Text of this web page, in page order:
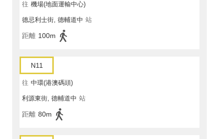
往 機場(地面運輸中心)
德忌利士街, 德輔道中 站
距離 100m
N11
往 中環(港澳碼頭)
利源東街, 德輔道中 站
距離 80m